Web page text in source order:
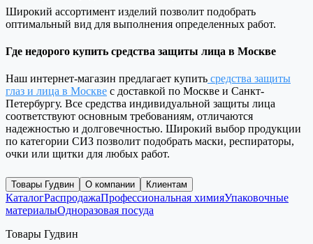
Широкий ассортимент изделий позволит подобрать
оптимальный вид для выполнения определенных работ.
Где недорого купить средства защиты лица в Москве
Наш интернет-магазин предлагает купить средства защиты
глаз и лица в Москве с доставкой по Москве и Санкт-
Петербургу. Все средства индивидуальной защиты лица
соответствуют основным требованиям, отличаются
надежностью и долговечностью. Широкий выбор продукции
по категории СИЗ позволит подобрать маски, респираторы,
очки или щитки для любых работ.
Товары Гудвин О компании Клиентам
КаталогРаспродажаПрофессиональная химияУпаковочные
материалыОдноразовая посуда
Товары Гудвин